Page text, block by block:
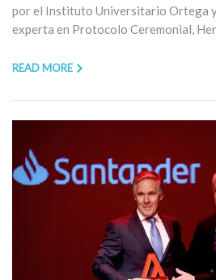
por el Instituto Universitario Ortega y
experta en Protocolo Ceremonial,
READ MORE